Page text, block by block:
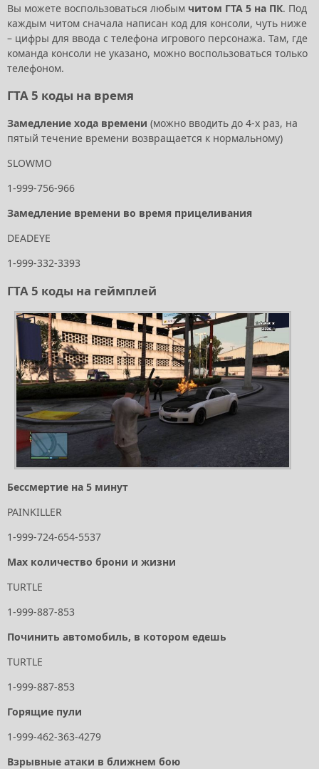
Вы можете воспользоваться любым читом ГТА 5 на ПК. Под
каждым читом сначала написан код для консоли, чуть ниже
– цифры для ввода с телефона игрового персонажа. Там, где
команда консоли не указано, можно воспользоваться только
телефоном.
ГТА 5 коды на время
Замедление хода времени (можно вводить до 4-х раз, на
пятый течение времени возвращается к нормальному)
SLOWMO
1-999-756-966
Замедление времени во время прицеливания
DEADEYE
1-999-332-3393
ГТА 5 коды на геймплей
Бессмертие на 5 минут
PAINKILLER
1-999-724-654-5537
Max количество брони и жизни
TURTLE
1-999-887-853
Починить автомобиль, в котором едешь
TURTLE
1-999-887-853
Горящие пули
1-999-462-363-4279
Взрывные атаки в ближнем бою